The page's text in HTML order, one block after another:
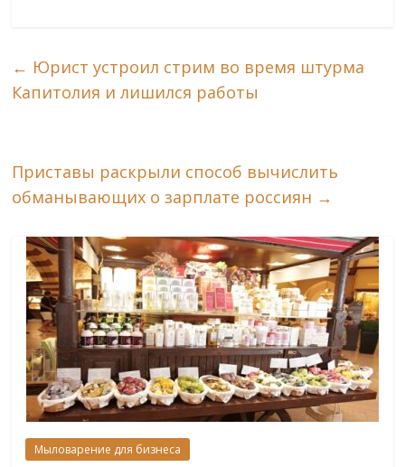
← Юрист устроил стрим во время штурма
Капитолия и лишился работы
Приставы раскрыли способ вычислить
обманывающих о зарплате россиян →
Мыловарение для бизнеса